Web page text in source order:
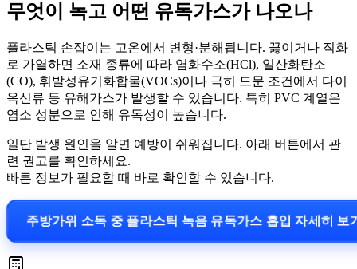
무엇이 녹고 어떤 유독가스가 나오나
플라스틱 손잡이는 고온에서 변형·분해됩니다. 끓이거나 직화
로 가열하면 소재 종류에 따라 염화수소(HCl), 일산화탄소
(CO), 휘발성유기화합물(VOCs)이나 극히 드문 조건에서 다이
옥신류 등 유해가스가 발생할 수 있습니다. 특히 PVC 계열은
염소 성분으로 인해 유독성이 높습니다.
일단 발생 원인을 알면 예방이 쉬워집니다. 아래 버튼에서 관
련 권고를 확인하세요.
빠른 정보가 필요할 때 바로 확인할 수 있습니다.
주방가위 소독 중 플라스틱 녹음 유독가스 흡입 자세히 보